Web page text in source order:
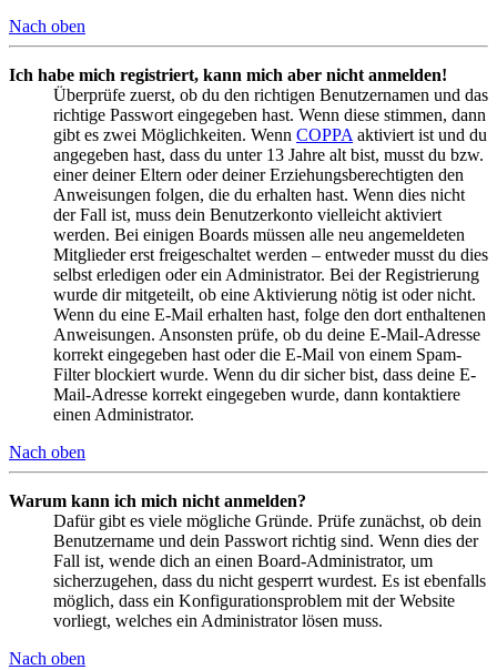
Nach oben
Ich habe mich registriert, kann mich aber nicht anmelden!
Überprüfe zuerst, ob du den richtigen Benutzernamen und das
richtige Passwort eingegeben hast. Wenn diese stimmen, dann
gibt es zwei Möglichkeiten. Wenn COPPA aktiviert ist und du
angegeben hast, dass du unter 13 Jahre alt bist, musst du bzw.
einer deiner Eltern oder deiner Erziehungsberechtigten den
Anweisungen folgen, die du erhalten hast. Wenn dies nicht
der Fall ist, muss dein Benutzerkonto vielleicht aktiviert
werden. Bei einigen Boards müssen alle neu angemeldeten
Mitglieder erst freigeschaltet werden – entweder musst du dies
selbst erledigen oder ein Administrator. Bei der Registrierung
wurde dir mitgeteilt, ob eine Aktivierung nötig ist oder nicht.
Wenn du eine E-Mail erhalten hast, folge den dort enthaltenen
Anweisungen. Ansonsten prüfe, ob du deine E-Mail-Adresse
korrekt eingegeben hast oder die E-Mail von einem Spam-
Filter blockiert wurde. Wenn du dir sicher bist, dass deine E-
Mail-Adresse korrekt eingegeben wurde, dann kontaktiere
einen Administrator.
Nach oben
Warum kann ich mich nicht anmelden?
Dafür gibt es viele mögliche Gründe. Prüfe zunächst, ob dein
Benutzername und dein Passwort richtig sind. Wenn dies der
Fall ist, wende dich an einen Board-Administrator, um
sicherzugehen, dass du nicht gesperrt wurdest. Es ist ebenfalls
möglich, dass ein Konfigurationsproblem mit der Website
vorliegt, welches ein Administrator lösen muss.
Nach oben